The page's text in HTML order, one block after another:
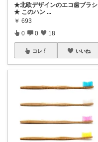
★北欧デザインのエコ歯ブラシ
★ このハン ...
￥ 693
0 0 18
コレ いいね